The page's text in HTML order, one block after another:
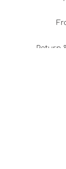
Return